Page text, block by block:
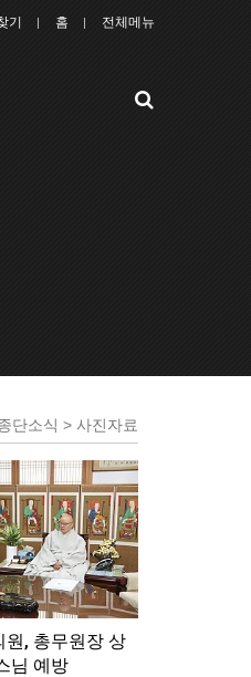
기 홈 전체메뉴
단소식 > 사진자료
원, 총무원장 상
님 예방